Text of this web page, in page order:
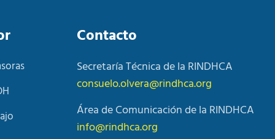
Contacto
Secretaría Técnica de la RINDHCA
consuelo.olvera@rindhca.org
Área de Comunicación de la RINDHCA
info@rindhca.org